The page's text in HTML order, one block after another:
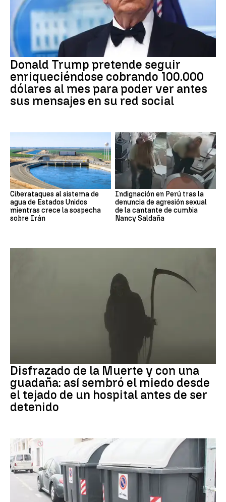
Donald Trump pretende seguir
enriqueciéndose cobrando 100.000
dólares al mes para poder ver antes
sus mensajes en su red social
Ciberataques al sistema de
agua de Estados Unidos
mientras crece la sospecha
sobre Irán
Indignación en Perú tras la
denuncia de agresión sexual
de la cantante de cumbia
Nancy Saldaña
Disfrazado de la Muerte y con una
guadaña: así sembró el miedo desde
el tejado de un hospital antes de ser
detenido